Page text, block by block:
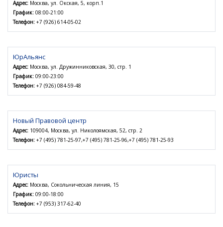
Адрес: Москва, ул. Окская, 5, корп.1
График: 08:00-21:00
Телефон: +7 (926) 614-05-02
ЮрАльянс
Адрес: Москва, ул. Дружинниковская, 30, стр. 1
График: 09:00-23:00
Телефон: +7 (926) 084-59-48
Новый Правовой центр
Адрес: 109004, Москва, ул. Николоямская, 52, стр. 2
Телефон: +7 (495) 781-25-97,+7 (495) 781-25-96,+7 (495) 781-25-93
Юристы
Адрес: Москва, Сокольническая линия, 15
График: 09:00-18:00
Телефон: +7 (953) 317-62-40